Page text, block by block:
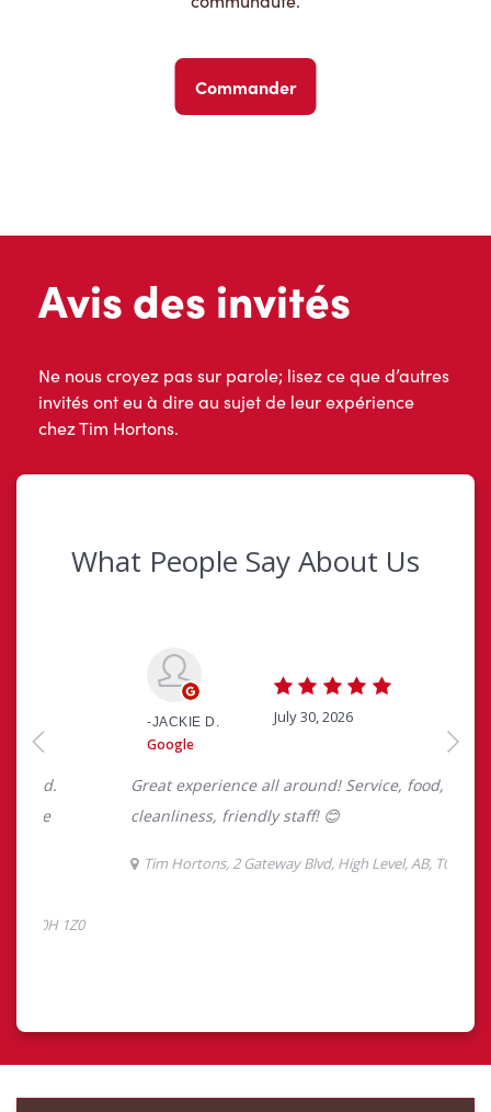
Commander
Avis des invités
Ne nous croyez pas sur parole; lisez ce que d’autres
invités ont eu à dire au sujet de leur expérience
chez Tim Hortons.